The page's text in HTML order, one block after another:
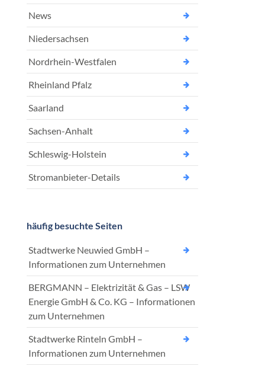
News
Niedersachsen
Nordrhein-Westfalen
Rheinland Pfalz
Saarland
Sachsen-Anhalt
Schleswig-Holstein
Stromanbieter-Details
häufig besuchte Seiten
Stadtwerke Neuwied GmbH –
Informationen zum Unternehmen
BERGMANN – Elektrizität & Gas – LSW
Energie GmbH & Co. KG – Informationen
zum Unternehmen
Stadtwerke Rinteln GmbH –
Informationen zum Unternehmen